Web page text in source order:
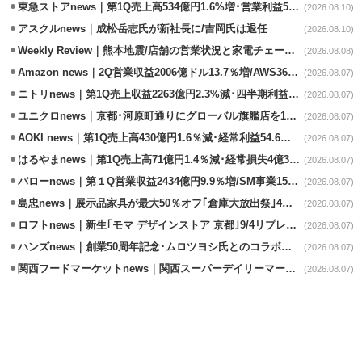
東急ストアnews｜第1Q売上高534億円1.6%増･営業利益5億円13.3%減 (2026.08.10)
アスクルnews｜成松岳志氏が新社長に/吉岡氏は退任 (2026.08.10)
Weekly Review｜熊本地震/店舗の営業状況と家電チェーンの支援策 (2026.08.08)
Amazon news｜2Q営業収益2006億ドル13.7％増/AWS36.8％％増が貢献 (2026.08.07)
ニトリnews｜第1Q売上収益2263億円2.3%減･四半期利益1.4％減 (2026.08.07)
ユニクロnews｜京都･河原町通りにグローバル旗艦店を11/6開設 (2026.08.07)
AOKI news｜第1Q売上高430億円1.6％減･経常利益54.6％減 (2026.08.07)
はるやまnews｜第1Q売上高71億円1.4％減･経常損失4億3800万円 (2026.08.07)
バローnews｜第１Q営業収益2434億円9.9％増/SM事業15.5％増と絶好調 (2026.08.07)
島忠news｜展示品家具が最大50％オフ｢倉庫大放出祭｣4店舗限定で開催 (2026.08.07)
ロフトnews｜新生｢モマ デザインストア 京都｣9/4リプレイスオープン (2026.08.07)
ハンズnews｜創業50周年記念･ムロツヨシ氏とのコラボ企画｢ムロハンズ｣開催 (2026.08.07)
関西フードマーケットnews｜関西スーパーデイリーマート蒲生店8/7改装 (2026.08.07)